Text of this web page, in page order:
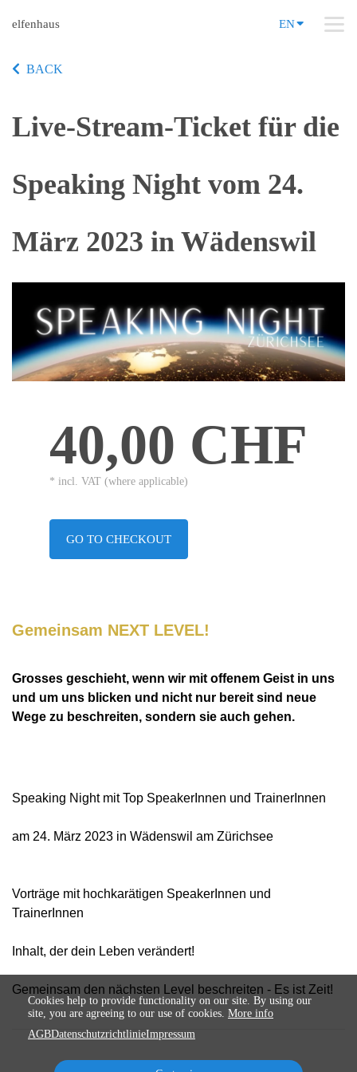
elfenhaus EN
BACK
Live-Stream-Ticket für die
Speaking Night vom 24.
März 2023 in Wädenswil
40,00 CHF
* incl. VAT (where applicable)
GO TO CHECKOUT
Gemeinsam NEXT LEVEL!
Grosses geschieht, wenn wir mit offenem Geist in uns
und um uns blicken und nicht nur bereit sind neue
Wege zu beschreiten, sondern sie auch gehen.
Speaking Night mit Top SpeakerInnen und TrainerInnen
am 24. März 2023 in Wädenswil am Zürichsee
Vorträge mit hochkarätigen SpeakerInnen und
TrainerInnen
Inhalt, der dein Leben verändert!
Gemeinsam den nächsten Level beschreiten - Es ist Zeit!
Cookies help to provide functionality on our site. By using our
site, you are agreeing to our use of cookies. More info
AGBDatenschutzrichtlinieImpressum